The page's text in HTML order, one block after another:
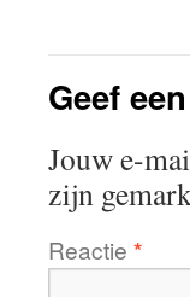
Geef
Jouw e-
zijn
Reactie *